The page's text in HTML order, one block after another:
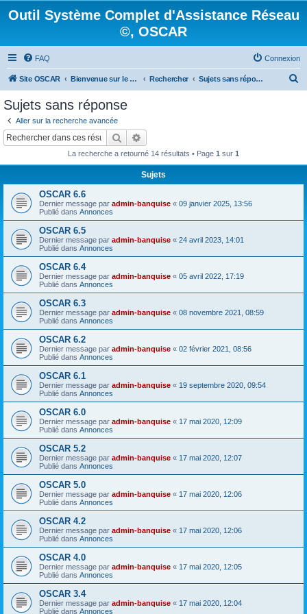
Outil Système Complet d'Assistance Réseau
©, OSCAR
FAQ Connexion
Site OSCAR Bienvenue sur le nouveau forum OSCAR Rechercher Sujets sans réponse
Sujets sans réponse
Aller sur la recherche avancée
Rechercher
La recherche a retourné 14 résultats • Page 1 sur 1
Sujets
OSCAR 6.6
Dernier message par admin-banquise « 09 janvier 2025, 13:56
Publié dans Annonces
OSCAR 6.5
Dernier message par admin-banquise « 24 avril 2023, 14:01
Publié dans Annonces
OSCAR 6.4
Dernier message par admin-banquise « 05 avril 2022, 17:19
Publié dans Annonces
OSCAR 6.3
Dernier message par admin-banquise « 08 novembre 2021, 08:59
Publié dans Annonces
OSCAR 6.2
Dernier message par admin-banquise « 02 février 2021, 08:56
Publié dans Annonces
OSCAR 6.1
Dernier message par admin-banquise « 19 septembre 2020, 09:54
Publié dans Annonces
OSCAR 6.0
Dernier message par admin-banquise « 17 mai 2020, 12:09
Publié dans Annonces
OSCAR 5.2
Dernier message par admin-banquise « 17 mai 2020, 12:07
Publié dans Annonces
OSCAR 5.0
Dernier message par admin-banquise « 17 mai 2020, 12:06
Publié dans Annonces
OSCAR 4.2
Dernier message par admin-banquise « 17 mai 2020, 12:06
Publié dans Annonces
OSCAR 4.0
Dernier message par admin-banquise « 17 mai 2020, 12:05
Publié dans Annonces
OSCAR 3.4
Dernier message par admin-banquise « 17 mai 2020, 12:04
Publié dans Annonces